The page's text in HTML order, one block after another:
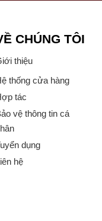
CHÚNG TÔI
thiệu
thống cửa hàng
tác
vệ thông tin cá
dụng
hệ